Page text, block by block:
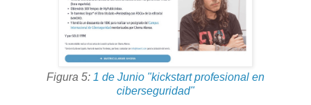
Figura 5: 1 de Junio "kickstart profesional en
ciberseguridad"